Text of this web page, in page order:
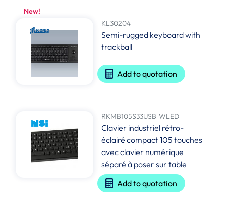
New!
KL30204
Semi-rugged keyboard with
trackball
Add to quotation
RKMB105S33USB-WLED
Clavier industriel rétro-
éclairé compact 105 touches
avec clavier numérique
séparé à poser sur table
Add to quotation